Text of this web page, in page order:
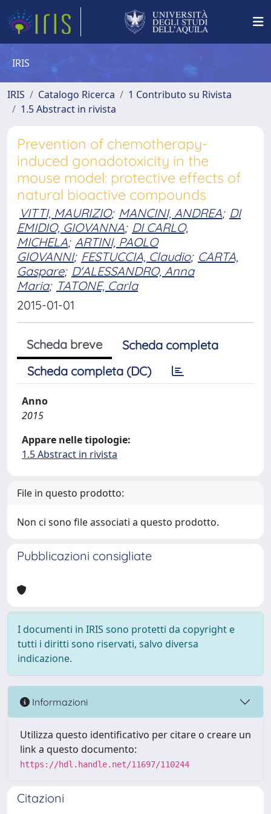
IRIS
IRIS Catalogo Ricerca
1 Contributo su Rivista
1.5 Abstract in rivista
Prevention of chemotherapy-
induced gonadotoxicity in the
mouse model: protective effects of
natural bioactive compounds
VITTI, MAURIZIO; MANCINI, ANDREA; DI
EMIDIO, GIOVANNA; DI CARLO,
MICHELA; ARTINI, PAOLO
GIOVANNI; FESTUCCIA, Claudio; CARTA,
Gaspare; D'ALESSANDRO, Anna
Maria; TATONE, Carla
2015-01-01
Scheda breve
Scheda completa
Scheda completa (DC)
Anno
2015
Appare nelle tipologie:
1.5 Abstract in rivista
File in questo prodotto:
Non ci sono file associati a questo prodotto.
Pubblicazioni consigliate
I documenti in IRIS sono protetti da copyright e
tutti i diritti sono riservati, salvo diversa
indicazione.
Informazioni
Utilizza questo identificativo per citare o creare un
link a questo documento:
https://hdl.handle.net/11697/110244
Citazioni